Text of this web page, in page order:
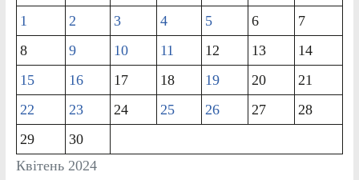
Квітень 2024
1
2 3 4 5 6
7
8
9 10 11 12 13
14
15
16 17 18 19 20
21
22
23 24 25 26 27
28
29
30